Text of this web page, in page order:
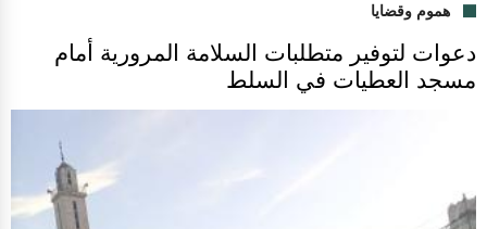
هموم وقضايا
دعوات لتوفير متطلبات السلامة المرورية أمام
مسجد العطيات في السلط